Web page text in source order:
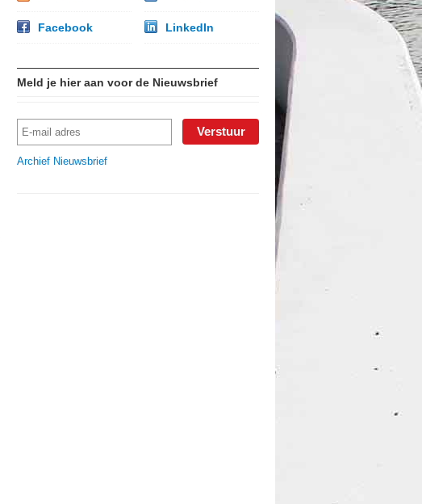
Facebook LinkedIn
Meld je hier aan voor de Nieuwsbrief
Archief Nieuwsbrief